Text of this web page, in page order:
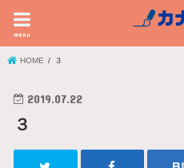
menu
HOME ３
2019.07.22
３